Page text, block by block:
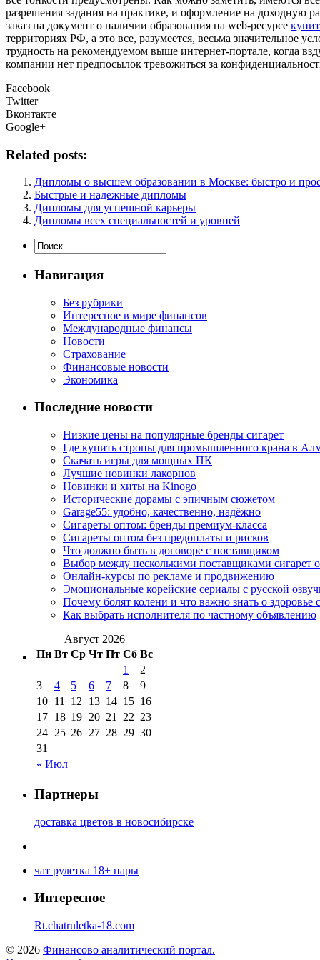
разрешения задания на практике, и оформление на доходную
заказ на документ о наличии образования на web-ресурсе
территориях РФ, а это все, разумеется, весьма значительное
трудность на рекомендуемом выше интернет-портале, когда
компании нет предпосылок тревожиться за
Facebook
Twitter
Вконтакте
Google+
Related posts:
Дипломы о высшем образовании в Москве: быстро и
Быстрые и надежные дипломы
Дипломы для успешной карьеры
Дипломы всех специальностей и уровней
Навигация
Без рубрики
Интересное в мире финансов
Международные финансы
Новости
Страхование
Финансовые новости
Экономика
Последние новости
Низкие цены на популярные бренды сигарет
Где купить стропы для промышленного крана в
Скачать игры для мощных ПК
Лучшие новинки лакорнов
Новинки и хиты на Kinogo
Исторические дорамы с эпичным сюжетом
Garage55: удобно, качественно, надёжно
Сигареты оптом: бренды премиум-класса
Сигареты оптом без предоплаты и рисков
Что должно быть в договоре с поставщиком
Выбор между несколькими поставщиками сигарет
Онлайн-курсы по рекламе и продвижению
Эмоциональные корейские сериалы с русской
Почему болят колени и что важно знать о здоровье
Как выбрать исполнителя по частному объявлению
Август 2026
Пн Вт Ср Чт Пт Сб Вс
« Июл
1
2
3
4 5 6 7 8
9
10 11 12 13 14 15 16
17 18 19 20 21 22 23
24 25 26 27 28 29 30
31
Партнеры
доставка цветов в новосибирске
чат рулетка 18+ пары
Интересное
Rt.chatruletka-18.com
© 2026 Финансово аналитический портал.